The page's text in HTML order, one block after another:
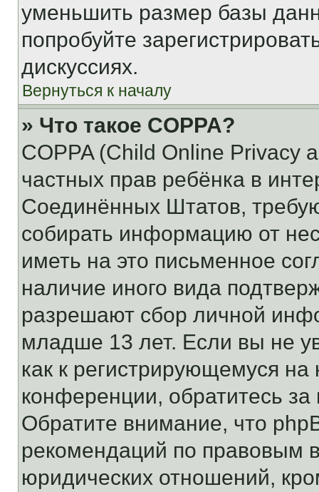
уменьшить размер базы
попробуйте
дискуссиях.
Вернуться к началу
» Что такое COPPA?
COPPA (Child Online Privacy
частных прав ребёнка в
Соединённых Штатов,
собирать информацию от
иметь на это письменное
наличие иного вида
разрешают сбор личной
младше 13 лет. Если вы не
как к регистрирующемуся
конференции, обратитесь
Обратите внимание, что
рекомендаций по правовым
юридических отношений,